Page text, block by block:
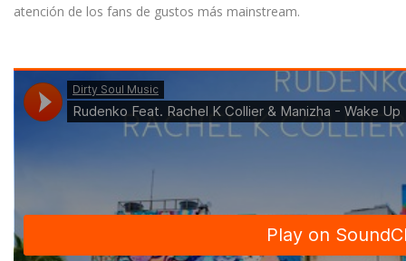
atención de los fans de gustos más mainstream.